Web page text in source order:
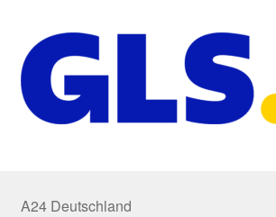
A24 Deutschland